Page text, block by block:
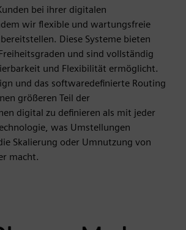
bei ihrer digitalen
wir flexible und wartungsfreie
Diese Systeme bieten
und sind vollständig
und Flexibilität ermöglicht.
und das softwaredefinierte Routing
größeren Teil der
digital zu definieren als mit jeder
was Umstellungen
Skalierung oder Umnutzung von
macht.